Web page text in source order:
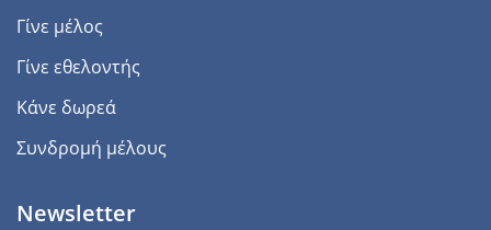
Γίνε μέλος
Γίνε εθελοντής
Κάνε δωρεά
Συνδρομή μέλους
Newsletter